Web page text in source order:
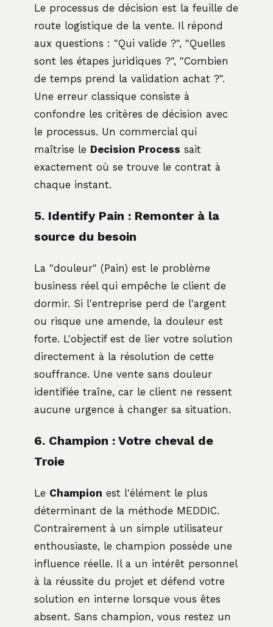
Le processus de décision est la feuille de
route logistique de la vente. Il répond
aux questions : "Qui valide ?", "Quelles
sont les étapes juridiques ?", "Combien
de temps prend la validation achat ?".
Une erreur classique consiste à
confondre les critères de décision avec
le processus. Un commercial qui
maîtrise le Decision Process sait
exactement où se trouve le contrat à
chaque instant.
5. Identify Pain : Remonter à la
source du besoin
La "douleur" (Pain) est le problème
business réel qui empêche le client de
dormir. Si l'entreprise perd de l'argent
ou risque une amende, la douleur est
forte. L'objectif est de lier votre solution
directement à la résolution de cette
souffrance. Une vente sans douleur
identifiée traîne, car le client ne ressent
aucune urgence à changer sa situation.
6. Champion : Votre cheval de
Troie
Le Champion est l'élément le plus
déterminant de la méthode MEDDIC.
Contrairement à un simple utilisateur
enthousiaste, le champion possède une
influence réelle. Il a un intérêt personnel
à la réussite du projet et défend votre
solution en interne lorsque vous êtes
absent. Sans champion, vous restez un